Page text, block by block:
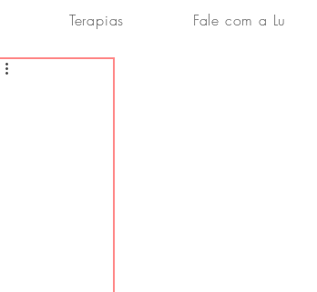
Terapias Fale com a Lu